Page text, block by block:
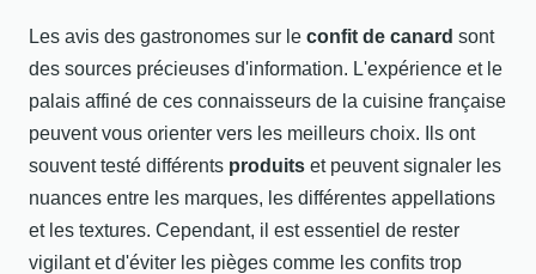
Les avis des gastronomes sur le confit de canard sont
des sources précieuses d'information. L'expérience et le
palais affiné de ces connaisseurs de la cuisine française
peuvent vous orienter vers les meilleurs choix. Ils ont
souvent testé différents produits et peuvent signaler les
nuances entre les marques, les différentes appellations
et les textures. Cependant, il est essentiel de rester
vigilant et d'éviter les pièges comme les confits trop